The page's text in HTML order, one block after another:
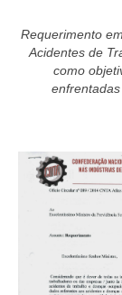
Requerimento
Acidentes de
como